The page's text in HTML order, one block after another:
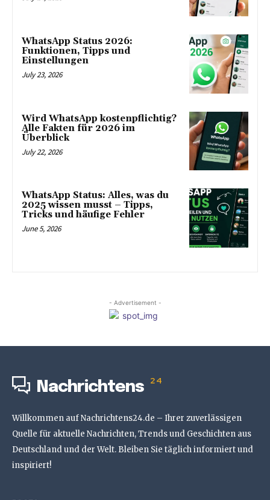
WhatsApp Status 2026:
Funktionen, Tipps und
Einstellungen
July 23, 2026
Wird WhatsApp kostenpflichtig?
Alle Fakten für 2026 im
Überblick
July 22, 2026
WhatsApp Status: Alles, was du
2025 wissen musst – Tipps,
Tricks und häufige Fehler
June 5, 2026
- Advertisement -
Nachrichtens 24
Willkommen auf Nachrichtens24.de – Ihrer zuverlässigen
Quelle für aktuelle Nachrichten, Trends und Geschichten aus
Deutschland und der Welt. Bleiben Sie täglich informiert und
inspiriert!